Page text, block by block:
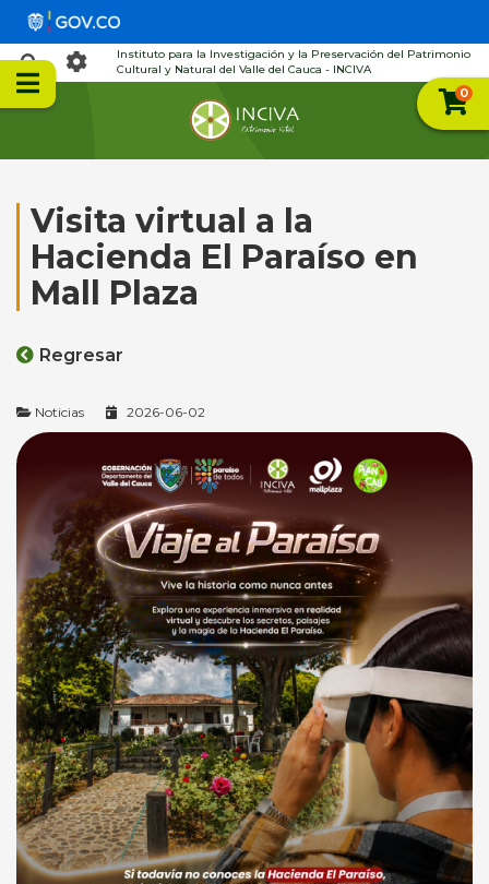
Instituto para la Investigación y la Preservación del Patrimonio
Cultural y Natural del Valle del Cauca - INCIVA
0
Visita virtual a la
Hacienda El Paraíso en
Mall Plaza
Regresar
Noticias 2026-06-02